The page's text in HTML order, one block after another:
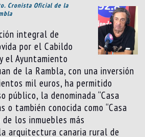
Cronista Oficial de la
integral de
por el Cabildo
el Ayuntamiento
de la Rambla, con una inversión
mil euros, ha permitido
público, la denominada “Casa
o también conocida como “Casa
los inmuebles más
arquitectura canaria rural de